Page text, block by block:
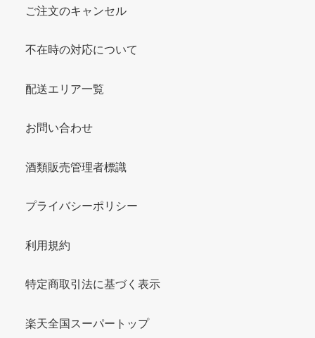
ご注文のキャンセル
不在時の対応について
配送エリア一覧
お問い合わせ
酒類販売管理者標識
プライバシーポリシー
利用規約
特定商取引法に基づく表示
楽天全国スーパートップ